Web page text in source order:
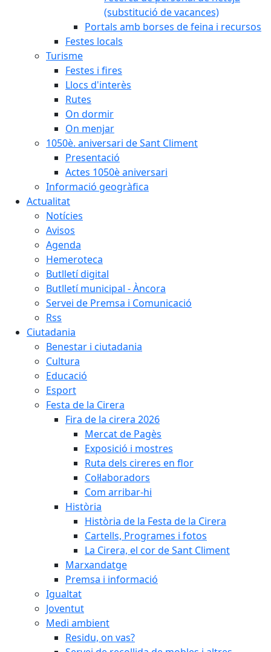
(substitució de vacances)
Portals amb borses de feina i recursos
Festes locals
Turisme
Festes i fires
Llocs d'interès
Rutes
On dormir
On menjar
1050è. aniversari de Sant Climent
Presentació
Actes 1050è aniversari
Informació geogràfica
Actualitat
Notícies
Avisos
Agenda
Hemeroteca
Butlletí digital
Butlletí municipal - Àncora
Servei de Premsa i Comunicació
Rss
Ciutadania
Benestar i ciutadania
Cultura
Educació
Esport
Festa de la Cirera
Fira de la cirera 2026
Mercat de Pagès
Exposició i mostres
Ruta dels cireres en flor
Col·laboradors
Com arribar-hi
Història
Història de la Festa de la Cirera
Cartells, Programes i fotos
La Cirera, el cor de Sant Climent
Marxandatge
Premsa i informació
Igualtat
Joventut
Medi ambient
Residu, on vas?